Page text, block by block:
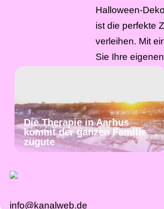
Halloween-
ist die perfekte
verleihen. Mit
Sie Ihre
Dies macht
großartige
fantastische
kreativ zu […]
Die Therapie in Aarhus
kommt der ganzen Familie
zugute
info@kanalweb.de